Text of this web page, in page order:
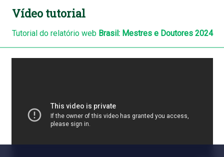
Vídeo tutorial
Tutorial do relatório web Brasil: Mestres e Doutores 2024